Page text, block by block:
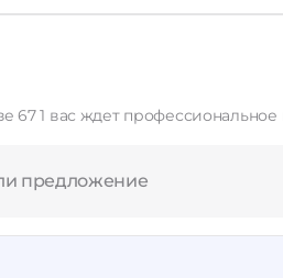
67 1 вас ждет
предложение